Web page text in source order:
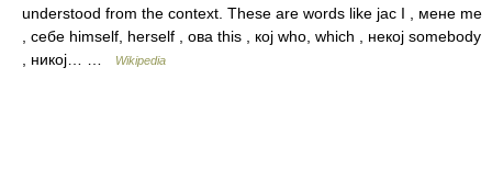
understood from the context. These are words like јас I , мене me
, себе himself, herself , ова this , кој who, which , некој somebody
, никој… …
Wikipedia